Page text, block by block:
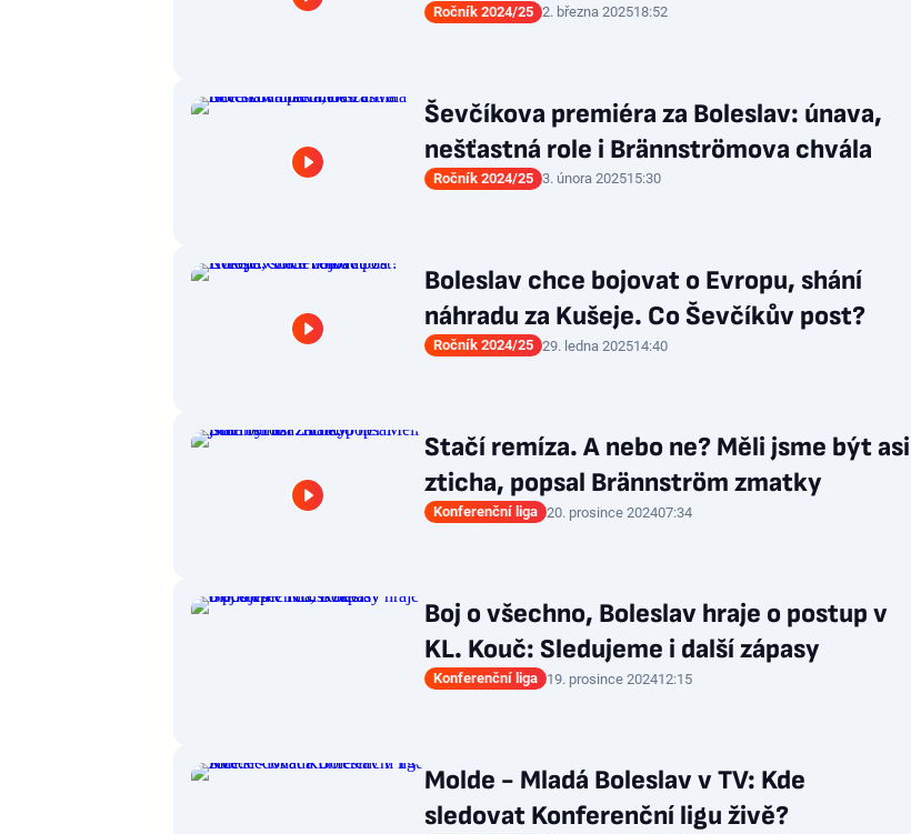
Ročník 2024/25 2. března 202518:52
Ševčíkova premiéra za Boleslav: únava,
nešťastná role i Brännströmova chvála
Ročník 2024/25 3. února 202515:30
Boleslav chce bojovat o Evropu, shání
náhradu za Kušeje. Co Ševčíkův post?
Ročník 2024/25 29. ledna 202514:40
Stačí remíza. A nebo ne? Měli jsme být asi
zticha, popsal Brännström zmatky
Konferenční liga 20. prosince 202407:34
Boj o všechno, Boleslav hraje o postup v
KL. Kouč: Sledujeme i další zápasy
Konferenční liga 19. prosince 202412:15
Molde - Mladá Boleslav v TV: Kde
sledovat Konferenční ligu živě?